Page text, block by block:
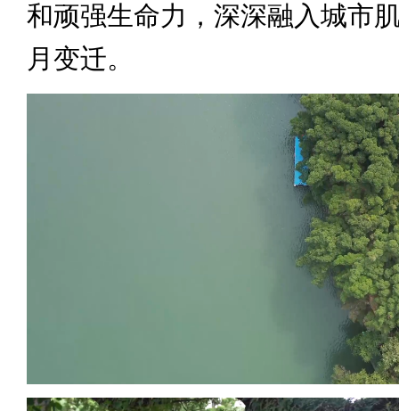
和顽强生命力，深深融入城市
月变迁。